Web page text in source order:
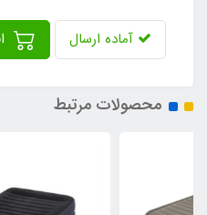
آماده ارسال
محصولات مرتبط